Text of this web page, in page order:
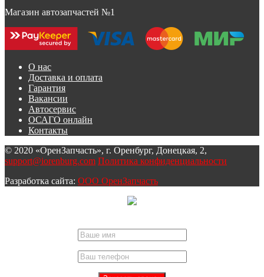
Магазин автозапчастей №1
О нас
Доставка и оплата
Гарантия
Вакансии
Автосервис
ОСАГО онлайн
Контакты
© 2020 «ОренЗапчасть», г. Оренбург, Донецкая, 2,
support@iorenburg.com Политика конфиденциальности
Разработка сайта: ООО ОренЗапчасть